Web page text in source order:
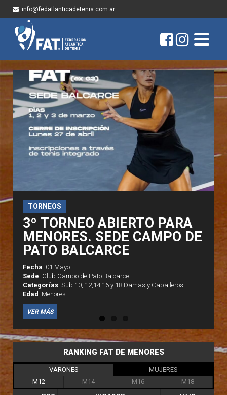
info@fedatlanticadetenis.com.ar
TORNEOS
3º TORNEO ABIERTO PARA
MENORES. SEDE CAMPO DE
PATO BALCARCE
Fecha: 01 Mayo
Sede: Club Campo de Pato Balcarce
Categorías: Sub 10, 12,14,16 y 18 Damas y Caballeros
Edad : Menores
VER MÁS
Fecha
Sede
Categorías
Edad
Fecha
Sede
Categorías
Edad
RANKING FAT DE MENORES
VARONES
MUJERES
M12
M14 M16
M18